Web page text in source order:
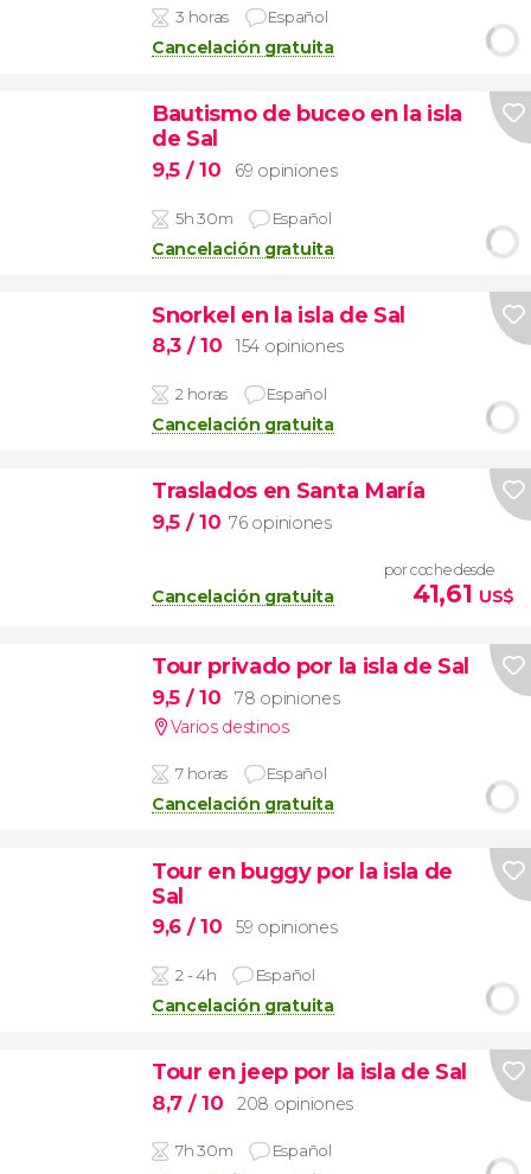
3 horas Español
Cancelación gratuita
Bautismo de buceo en la isla
de Sal
9,5 / 10 69 opiniones
5h 30m Español
Cancelación gratuita
Snorkel en la isla de Sal
8,3 / 10 154 opiniones
2 horas Español
Cancelación gratuita
Traslados en Santa María
9,5 / 10 76 opiniones
Cancelación gratuita
por coche desde
41,61 US$
Tour privado por la isla de Sal
9,5 / 10
78 opiniones
Varios destinos
7 horas Español
Cancelación gratuita
Tour en buggy por la isla de
Sal
9,6 / 10 59 opiniones
2 - 4h Español
Cancelación gratuita
Tour en jeep por la isla de Sal
8,7 / 10 208 opiniones
7h 30m Español